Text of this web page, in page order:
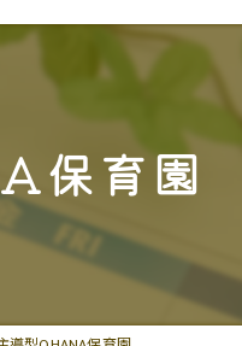
園 (分園)
保育園